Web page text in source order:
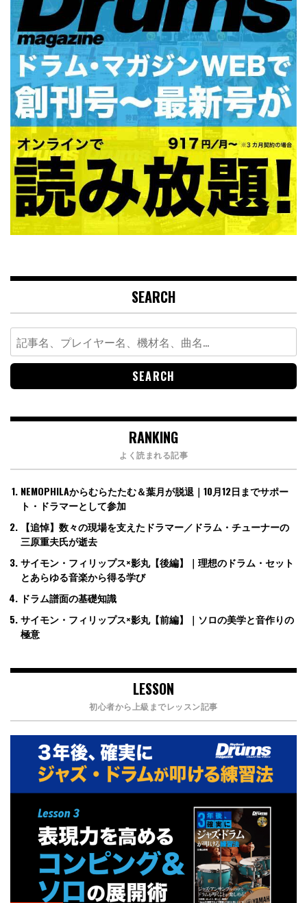
SEARCH
Search
for:
RANKING
よく読まれる記事
NEMOPHILAからむらたたむ＆葉月が脱退｜10月12日までサポー
ト・ドラマーとして参加
【追悼】数々の現場を支えたドラマー／ドラム・チューナーの
三原重夫氏が逝去
サイモン・フィリップス×影丸【後編】｜理想のドラム・セット
とあらゆる音楽から得る学び
ドラム譜面の基礎知識
サイモン・フィリップス×影丸【前編】｜ソロの美学と音作りの
極意
LESSON
初心者から上級までレッスン記事